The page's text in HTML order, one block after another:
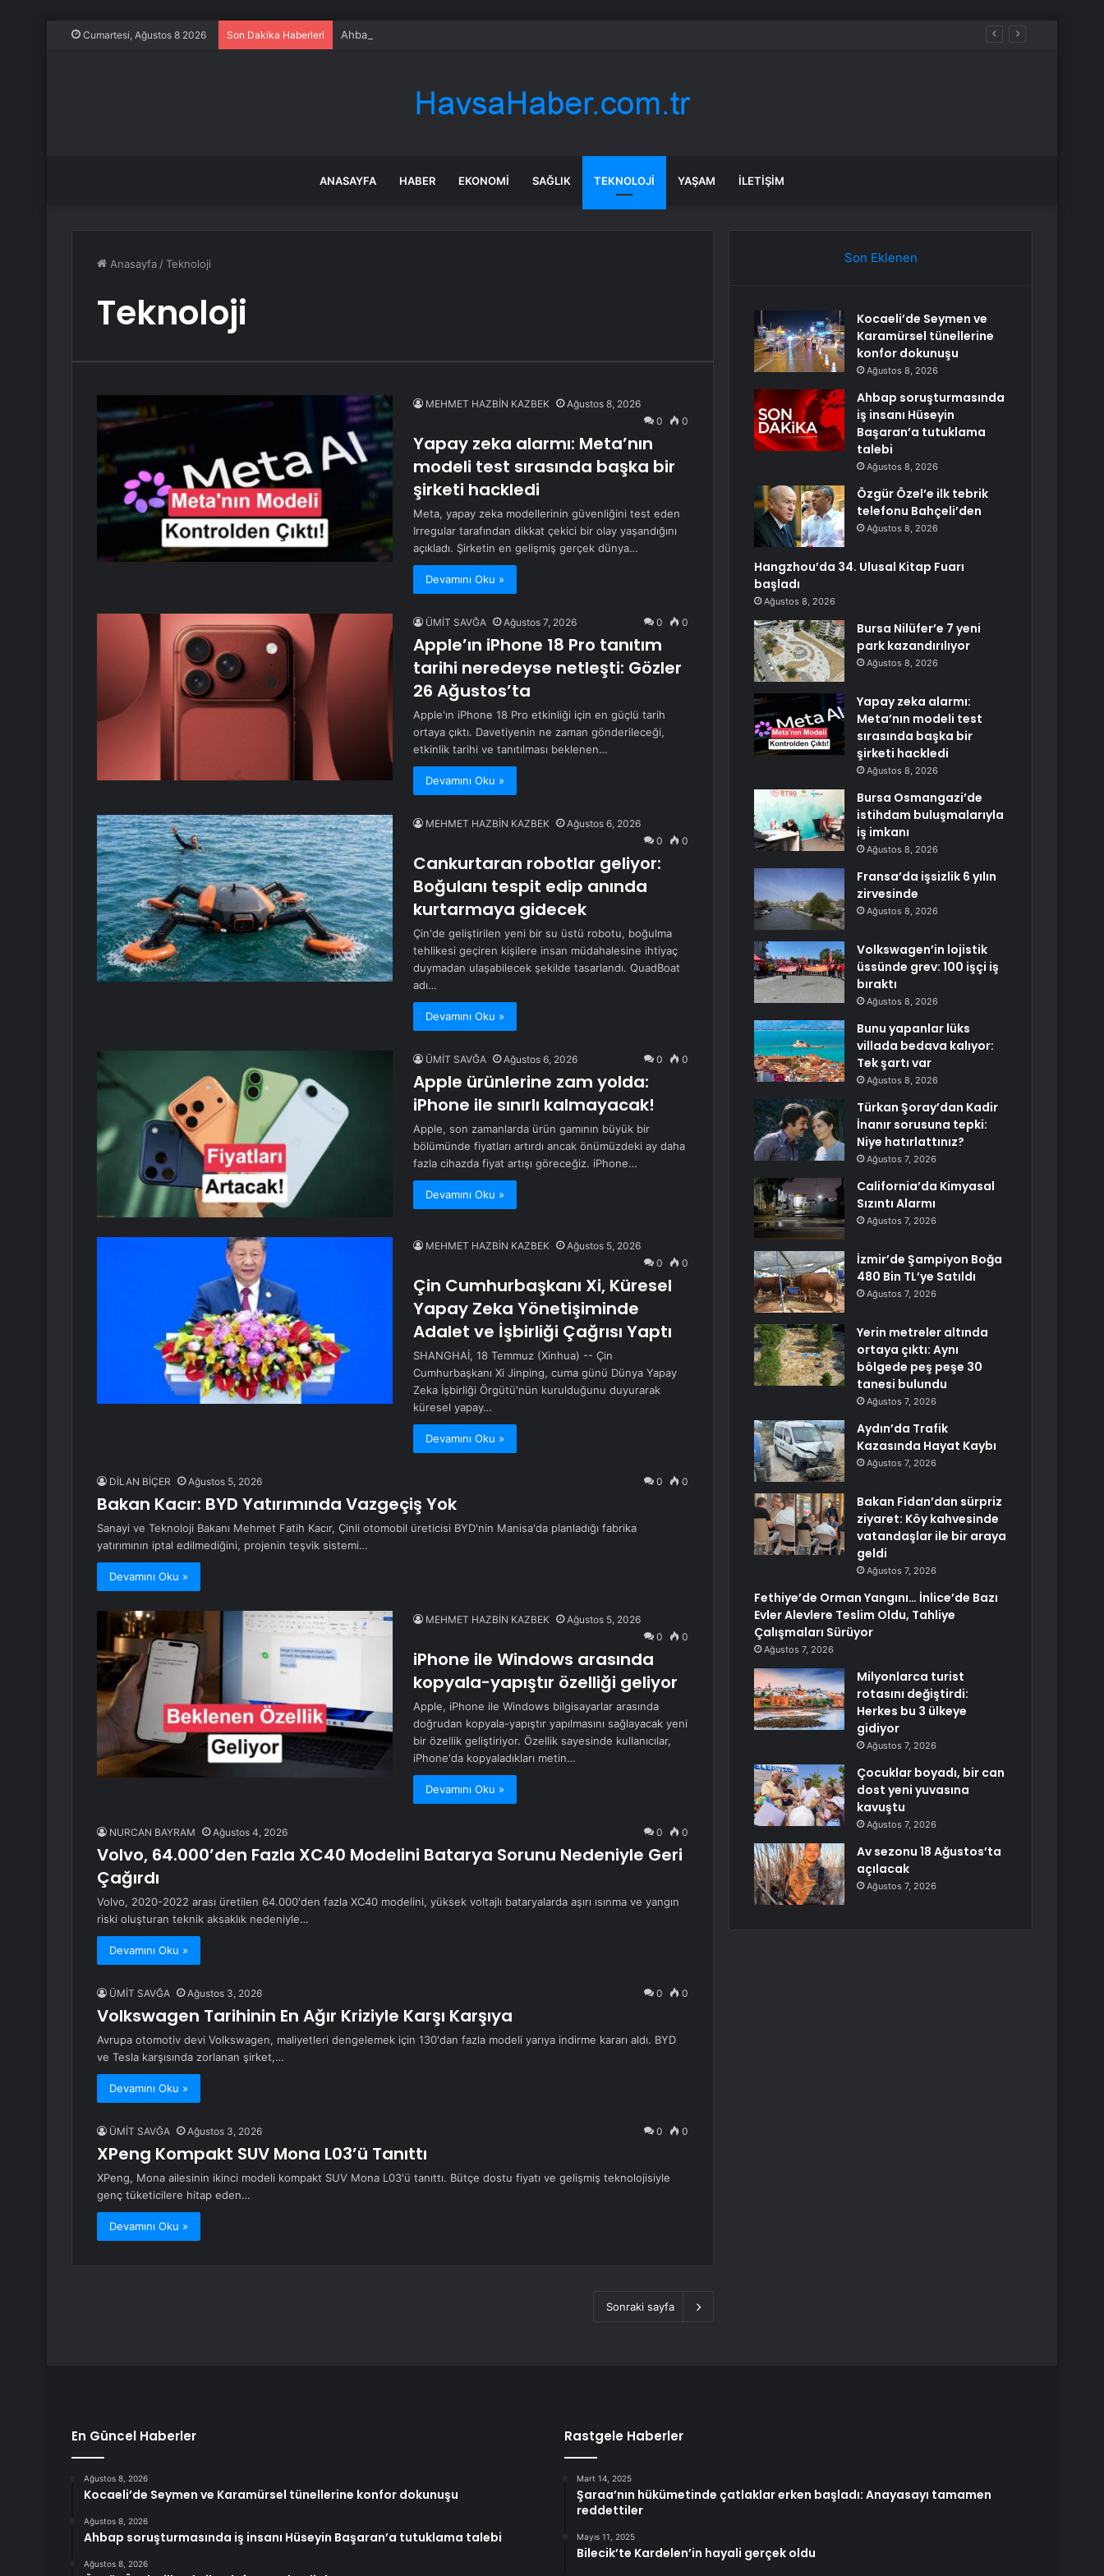
Cumartesi, Ağustos 8 2026 Son Dakika Haberleri Ahbap soruşturmasında iş insanı Hüseyin Başaran’a tutuklama talebi
ANASAYFA HABER EKONOMI SAĞLIK TEKNOLOJI YAŞAM İLETIŞIM
Anasayfa /Teknoloji
Teknoloji
MEHMET HAZBİN KAZBEK
Ağustos 8, 2026
0
0
Yapay zeka alarmı: Meta’nın
modeli test sırasında başka bir
şirketi hackledi
Meta, yapay zeka modellerinin güvenliğini test eden
Irregular tarafından dikkat çekici bir olay yaşandığını
açıkladı. Şirketin en gelişmiş gerçek dünya…
Devamını Oku »
ÜMİT SAVĞA Ağustos 7, 2026 0 0
Apple’ın iPhone 18 Pro tanıtım
tarihi neredeyse netleşti: Gözler
26 Ağustos’ta
Apple'ın iPhone 18 Pro etkinliği için en güçlü tarih
ortaya çıktı. Davetiyenin ne zaman gönderileceği,
etkinlik tarihi ve tanıtılması beklenen…
Devamını Oku »
MEHMET HAZBİN KAZBEK
Ağustos 6, 2026
0
0
Cankurtaran robotlar geliyor:
Boğulanı tespit edip anında
kurtarmaya gidecek
Çin'de geliştirilen yeni bir su üstü robotu, boğulma
tehlikesi geçiren kişilere insan müdahalesine ihtiyaç
duymadan ulaşabilecek şekilde tasarlandı. QuadBoat
adı…
Devamını Oku »
ÜMİT SAVĞA Ağustos 6, 2026 0 0
Apple ürünlerine zam yolda:
iPhone ile sınırlı kalmayacak!
Apple, son zamanlarda ürün gamının büyük bir
bölümünde fiyatları artırdı ancak önümüzdeki ay daha
fazla cihazda fiyat artışı göreceğiz. iPhone…
Devamını Oku »
MEHMET HAZBİN KAZBEK
Ağustos 5, 2026
0
0
Çin Cumhurbaşkanı Xi, Küresel
Yapay Zeka Yönetişiminde
Adalet ve İşbirliği Çağrısı Yaptı
SHANGHAİ, 18 Temmuz (Xinhua) -- Çin
Cumhurbaşkanı Xi Jinping, cuma günü Dünya Yapay
Zeka İşbirliği Örgütü'nün kurulduğunu duyurarak
küresel yapay…
Devamını Oku »
DİLAN BİÇER Ağustos 5, 2026 0 0
Bakan Kacır: BYD Yatırımında Vazgeçiş Yok
Sanayi ve Teknoloji Bakanı Mehmet Fatih Kacır, Çinli otomobil üreticisi BYD'nin Manisa'da planladığı fabrika
yatırımının iptal edilmediğini, projenin teşvik sistemi…
Devamını Oku »
MEHMET HAZBİN KAZBEK
Ağustos 5, 2026
0
0
iPhone ile Windows arasında
kopyala-yapıştır özelliği geliyor
Apple, iPhone ile Windows bilgisayarlar arasında
doğrudan kopyala-yapıştır yapılmasını sağlayacak yeni
bir özellik geliştiriyor. Özellik sayesinde kullanıcılar,
iPhone'da kopyaladıkları metin…
Devamını Oku »
NURCAN BAYRAM Ağustos 4, 2026 0 0
Volvo, 64.000’den Fazla XC40 Modelini Batarya Sorunu Nedeniyle Geri
Çağırdı
Volvo, 2020-2022 arası üretilen 64.000'den fazla XC40 modelini, yüksek voltajlı bataryalarda aşırı ısınma ve yangın
riski oluşturan teknik aksaklık nedeniyle…
Devamını Oku »
ÜMİT SAVĞA Ağustos 3, 2026 0 0
Volkswagen Tarihinin En Ağır Kriziyle Karşı Karşıya
Avrupa otomotiv devi Volkswagen, maliyetleri dengelemek için 130'dan fazla modeli yarıya indirme kararı aldı. BYD
ve Tesla karşısında zorlanan şirket,…
Devamını Oku »
ÜMİT SAVĞA Ağustos 3, 2026 0 0
XPeng Kompakt SUV Mona L03’ü Tanıttı
XPeng, Mona ailesinin ikinci modeli kompakt SUV Mona L03'ü tanıttı. Bütçe dostu fiyatı ve gelişmiş teknolojisiyle
genç tüketicilere hitap eden…
Devamını Oku »
Sonraki sayfa
Son Eklenen
Kocaeli’de Seymen ve
Karamürsel tünellerine
konfor dokunuşu
Ağustos 8, 2026
Ahbap soruşturmasında
iş insanı Hüseyin
Başaran’a tutuklama
talebi
Ağustos 8, 2026
Özgür Özel’e ilk tebrik
telefonu Bahçeli’den
Ağustos 8, 2026
Hangzhou’da 34. Ulusal Kitap Fuarı
başladı
Ağustos 8, 2026
Bursa Nilüfer’e 7 yeni
park kazandırılıyor
Ağustos 8, 2026
Yapay zeka alarmı:
Meta’nın modeli test
sırasında başka bir
şirketi hackledi
Ağustos 8, 2026
Bursa Osmangazi’de
istihdam buluşmalarıyla
iş imkanı
Ağustos 8, 2026
Fransa’da işsizlik 6 yılın
zirvesinde
Ağustos 8, 2026
Volkswagen’in lojistik
üssünde grev: 100 işçi iş
bıraktı
Ağustos 8, 2026
Bunu yapanlar lüks
villada bedava kalıyor:
Tek şartı var
Ağustos 8, 2026
Türkan Şoray’dan Kadir
İnanır sorusuna tepki:
Niye hatırlattınız?
Ağustos 7, 2026
California’da Kimyasal
Sızıntı Alarmı
Ağustos 7, 2026
İzmir’de Şampiyon Boğa
480 Bin TL’ye Satıldı
Ağustos 7, 2026
Yerin metreler altında
ortaya çıktı: Aynı
bölgede peş peşe 30
tanesi bulundu
Ağustos 7, 2026
Aydın’da Trafik
Kazasında Hayat Kaybı
Ağustos 7, 2026
Bakan Fidan’dan sürpriz
ziyaret: Köy kahvesinde
vatandaşlar ile bir araya
geldi
Ağustos 7, 2026
Fethiye’de Orman Yangını… İnlice’de Bazı
Evler Alevlere Teslim Oldu, Tahliye
Çalışmaları Sürüyor
Ağustos 7, 2026
Milyonlarca turist
rotasını değiştirdi:
Herkes bu 3 ülkeye
gidiyor
Ağustos 7, 2026
Çocuklar boyadı, bir can
dost yeni yuvasına
kavuştu
Ağustos 7, 2026
Av sezonu 18 Ağustos’ta
açılacak
Ağustos 7, 2026
En Güncel Haberler
Ağustos 8, 2026
Kocaeli’de Seymen ve Karamürsel tünellerine konfor dokunuşu
Ağustos 8, 2026
Ahbap soruşturmasında iş insanı Hüseyin Başaran’a tutuklama talebi
Ağustos 8, 2026
Rastgele Haberler
Mart 14, 2025
Şaraa’nın hükümetinde çatlaklar erken başladı: Anayasayı tamamen
reddettiler
Mayıs 11, 2025
Bilecik’te Kardelen’in hayali gerçek oldu